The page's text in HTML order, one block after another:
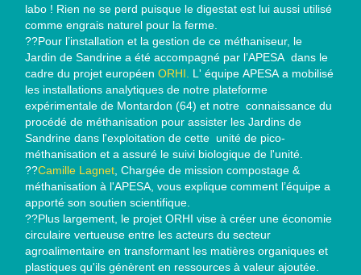
labo ! Rien ne se perd puisque le digestat est lui aussi utilisé
comme engrais naturel pour la ferme.
??Pour l’installation et la gestion de ce méthaniseur, le
Jardin de Sandrine a été accompagné par l’APESA dans le
cadre du projet européenORHI.
L' équipe APESA a mobilisé
les installations analytiques de notre plateforme
expérimentale de Montardon (64) et notre connaissance du
procédé de méthanisation pour assister les Jardins de
Sandrine dans l'exploitation de cette unité de pico-
méthanisation et a assuré le suivi biologique de l'unité.
??Camille Lagnet , Chargée de mission compostage &
méthanisation à l'APESA, vous explique comment l’équipe a
apporté son soutien scientifique.
??Plus largement, le projet ORHI vise à créer une économie
circulaire vertueuse entre les acteurs du secteur
agroalimentaire en transformant les matières organiques et
plastiques qu'ils génèrent en ressources à valeur ajoutée.